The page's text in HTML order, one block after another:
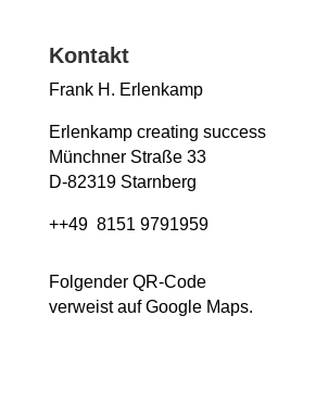
Kontakt
Frank H. Erlenkamp
Erlenkamp creating success
Münchner Straße 33
D-82319 Starnberg
++49 8151 9791959
Folgender QR-Code
verweist auf Google Maps.